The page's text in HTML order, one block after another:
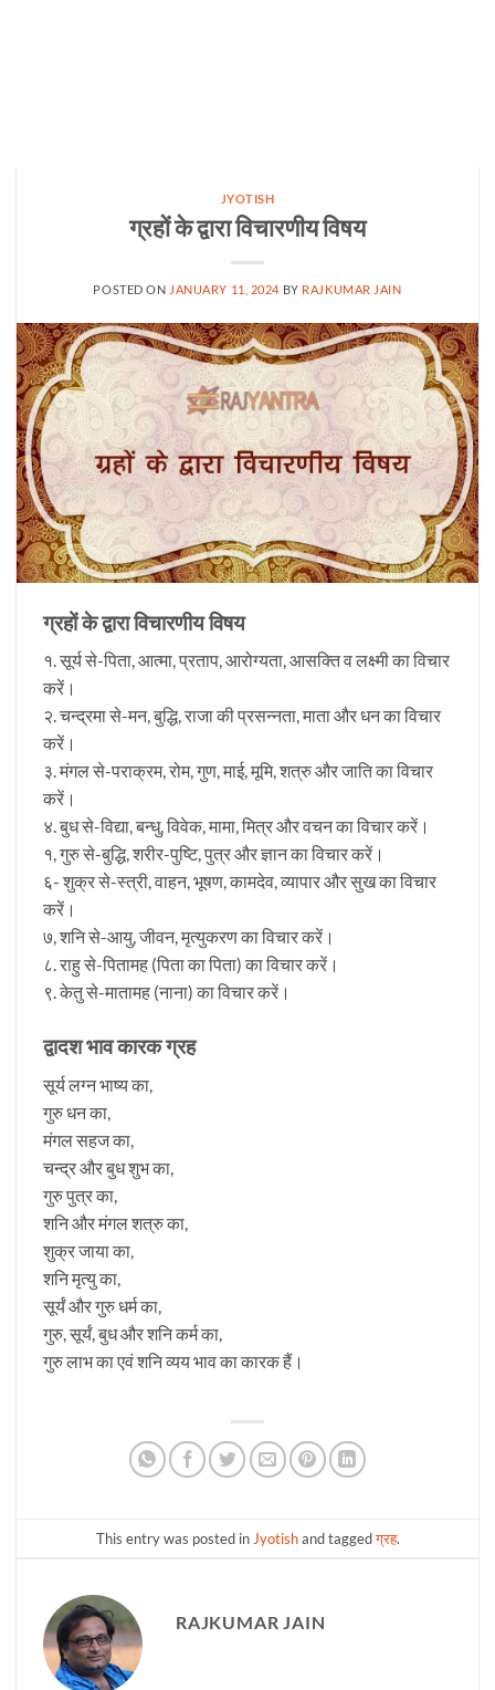
JYOTISH
ग्रहों के द्वारा विचारणीय विषय
POSTED ON JANUARY 11, 2024 BY RAJKUMAR JAIN
ग्रहों के द्वारा विचारणीय विषय
१. सूर्य से-पिता, आत्मा, प्रताप, आरोग्यता, आसक्ति व लक्ष्मी का विचार
करें।
२. चन्द्रमा से-मन, बुद्धि, राजा की प्रसन्नता, माता और धन का विचार
करें।
३. मंगल से-पराक्रम, रोम, गुण, माई, मूमि, शत्रु और जाति का विचार
करें।
४. बुध से-विद्या, बन्धु, विवेक, मामा, मित्र और वचन का विचार करें।
१, गुरु से-बुद्धि, शरीर-पुष्टि, पुत्र और ज्ञान का विचार करें।
६- शुक्र से-स्त्री, वाहन, भूषण, कामदेव, व्यापार और सुख का विचार
करें।
७, शनि से-आयु, जीवन, मृत्युकरण का विचार करें।
८. राहु से-पितामह (पिता का पिता) का विचार करें।
९. केतु से-मातामह (नाना) का विचार करें।
द्वादश भाव कारक ग्रह
सूर्य लग्न भाष्य का,
गुरु धन का,
मंगल सहज का,
चन्द्र और बुध शुभ का,
गुरु पुत्र का,
शनि और मंगल शत्रु का,
शुक्र जाया का,
शनि मृत्यु का,
सूर्यं और गुरु धर्म का,
गुरु, सूर्यं, बुध और शनि कर्म का,
गुरु लाभ का एवं शनि व्यय भाव का कारक हैं।
This entry was posted in Jyotishand taggedग्रह.
RAJKUMAR JAIN